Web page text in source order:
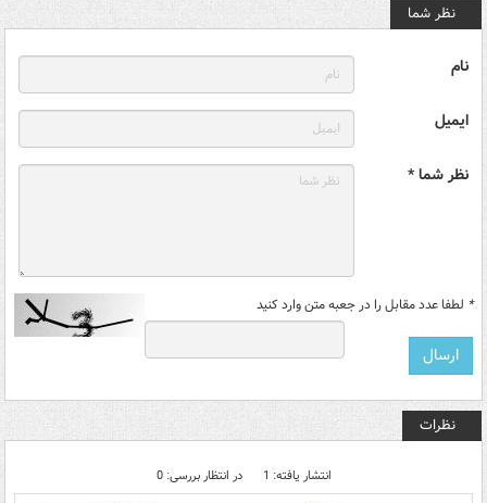
نظر شما
نام
ایمیل
نظر شما *
* لطفا عدد مقابل را در جعبه متن وارد کنید
نظرات
انتشار یافته: 1 در انتظار بررسی: 0